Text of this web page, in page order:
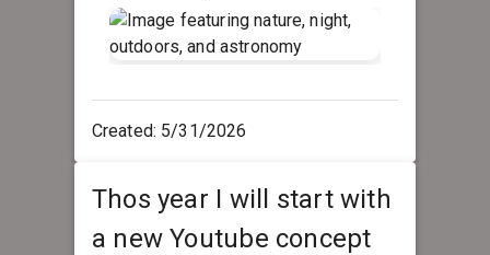
Created: 5/31/2026
Thos year I will start with
a new Youtube concept